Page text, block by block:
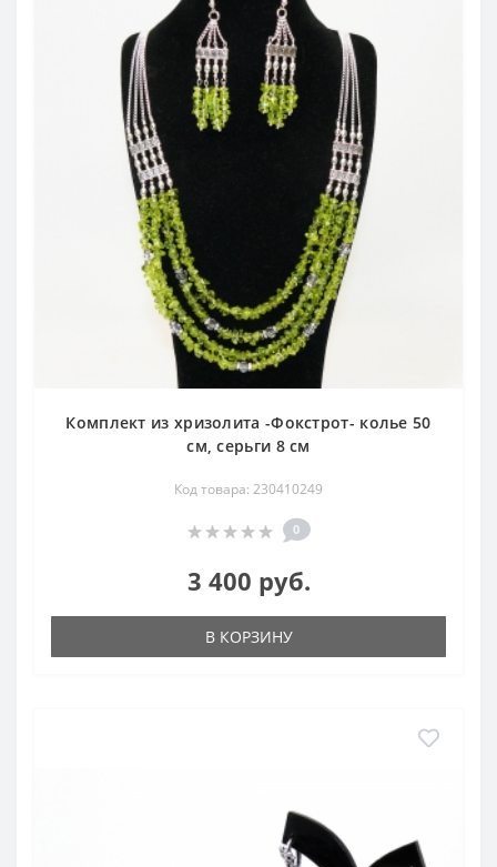
Комплект из хризолита -Фокстрот- колье 50
см, серьги 8 см
Код товара: 230410249
0
3 400 руб.
В КОРЗИНУ